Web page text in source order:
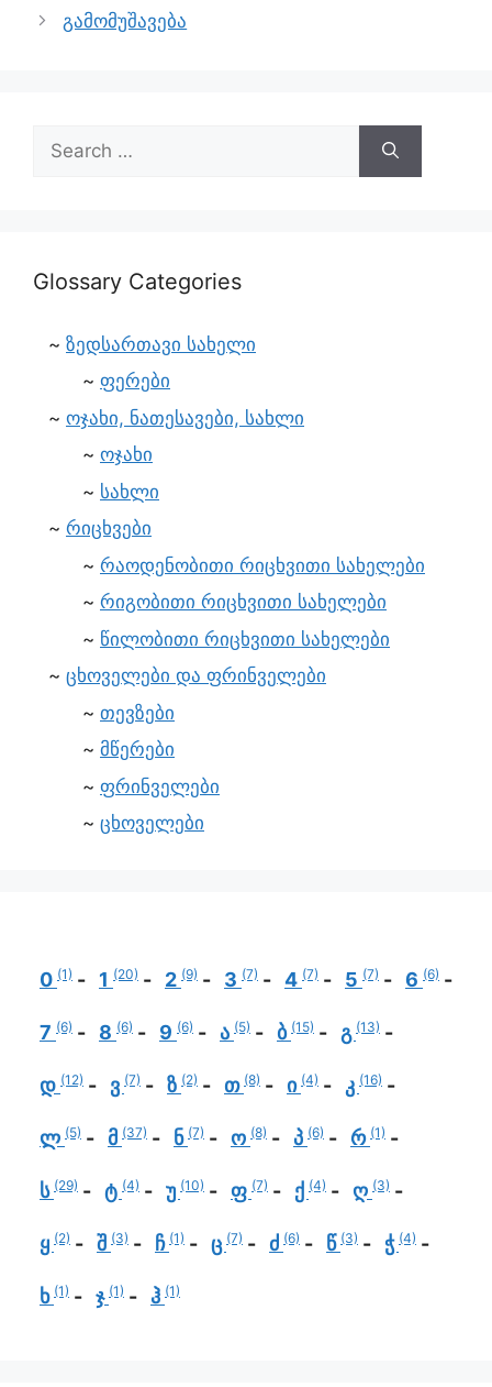
გამომუშავება
Glossary Categories
ზედსართავი სახელი
ფერები
ოჯახი, ნათესავები, სახლი
ოჯახი
სახლი
რიცხვები
რაოდენობითი რიცხვითი სახელები
რიგობითი რიცხვითი სახელები
წილობითი რიცხვითი სახელები
ცხოველები და ფრინველები
თევზები
მწერები
ფრინველები
ცხოველები
0 (1) 1 (20) 2 (9) 3 (7) 4 (7) 5 (7) 6 (6)
7 (6) 8 (6) 9 (6) ა (5) ბ (15) გ (13)
დ (12) ვ (7) ზ (2) თ (8) ი (4) კ (16)
ლ (5) მ (37) ნ (7) ო (8) პ (6) რ (1)
ს (29) ტ (4) უ (10) ფ (7) ქ (4) ღ (3)
ყ (2) შ (3) ჩ (1) ც (7) ძ (6) წ (3) ჭ (4)
ხ (1) ჯ (1) ჰ (1)